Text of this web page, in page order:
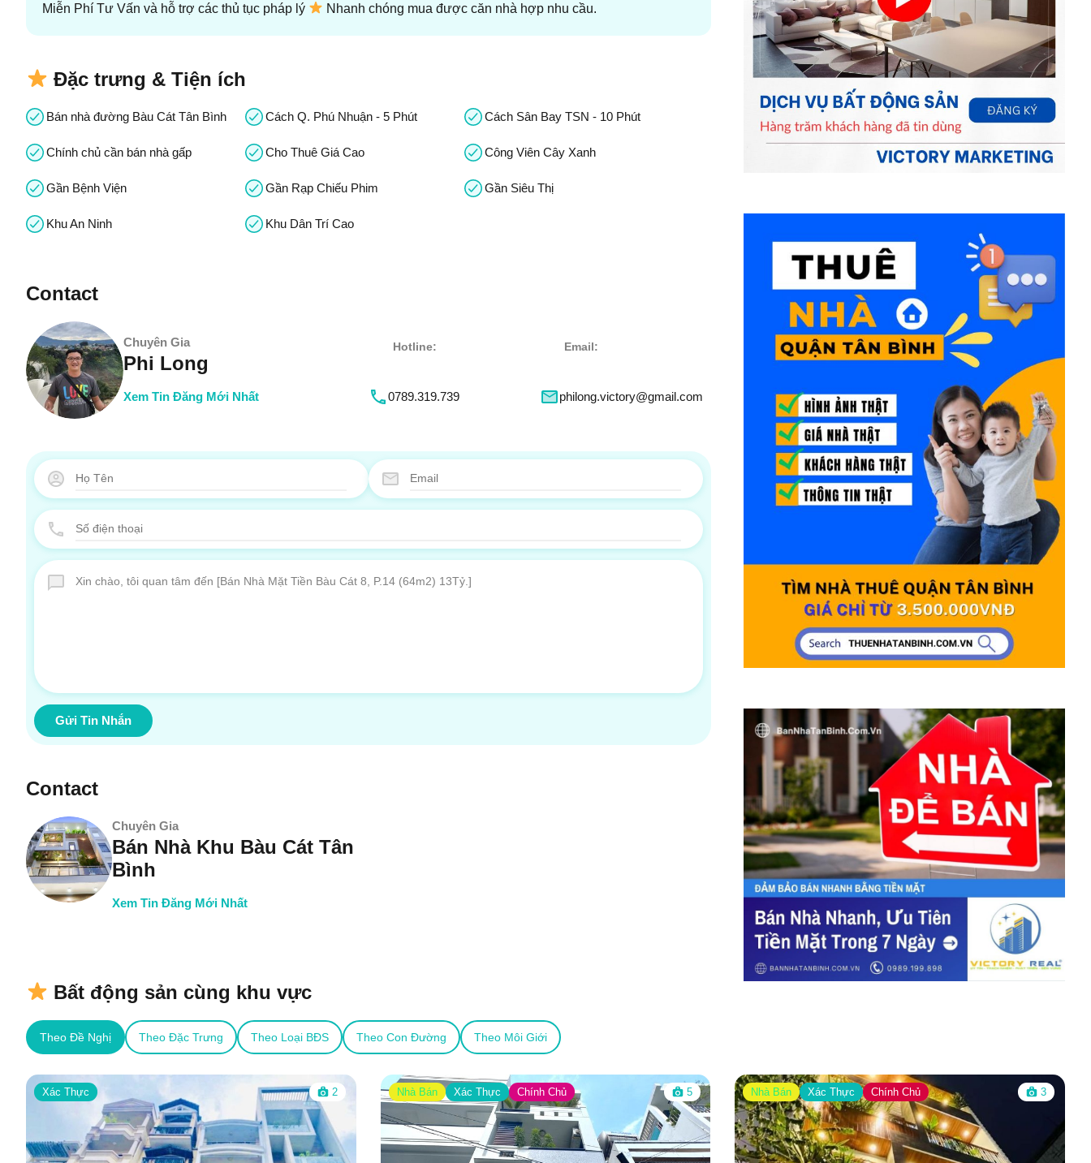
Miễn Phí Tư Vấn và hỗ trợ các thủ tục pháp lý
Nhanh chóng mua được căn nhà hợp nhu cầu.
Đặc trưng & Tiện ích
Bán nhà đường Bàu Cát Tân Bình Cách Q. Phú Nhuận - 5 Phút Cách Sân Bay TSN - 10 Phút
Chính chủ cần bán nhà gấp Cho Thuê Giá Cao Công Viên Cây Xanh
Gần Bệnh Viện Gần Rạp Chiếu Phim Gần Siêu Thị
Khu An Ninh Khu Dân Trí Cao
Contact
Chuyên Gia
Phi Long
Xem Tin Đăng Mới Nhất
Hotline:
0789.319.739
Email:
philong.victory@gmail.com
Gửi Tin Nhắn
Contact
Chuyên Gia
Bán Nhà Khu Bàu Cát Tân
Bình
Xem Tin Đăng Mới Nhất
Bất động sản cùng khu vực
Theo Đề Nghị Theo Đặc Trưng Theo Loại BĐS Theo Con Đường Theo Môi Giới
Xác Thực 2 Nhà Bán Xác Thực Chính Chủ 5 Nhà Bán Xác Thực Chính Chủ 3